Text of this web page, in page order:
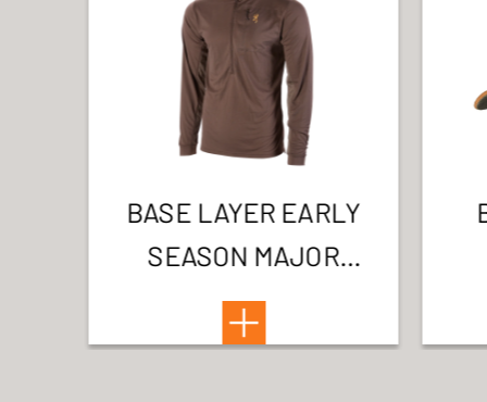
BASE LAYER EARLY
SEASON MAJOR
BROWN